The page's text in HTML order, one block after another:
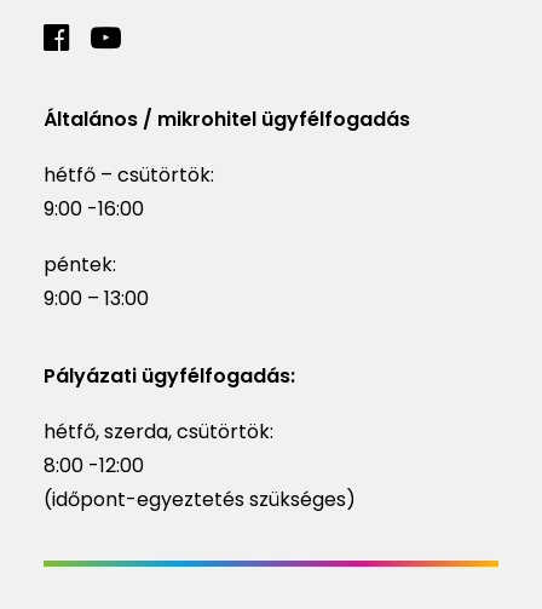
Általános / mikrohitel ügyfélfogadás
hétfő – csütörtök:
9:00 -16:00
péntek:
9:00 – 13:00
Pályázati ügyfélfogadás:
hétfő, szerda, csütörtök:
8:00 -12:00
(időpont-egyeztetés szükséges)